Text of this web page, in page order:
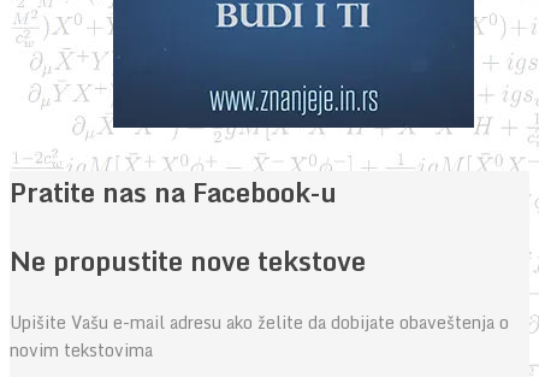
Pratite nas na Facebook-u
Ne propustite nove tekstove
Upišite Vašu e-mail adresu ako želite da dobijate obaveštenja o
novim tekstovima